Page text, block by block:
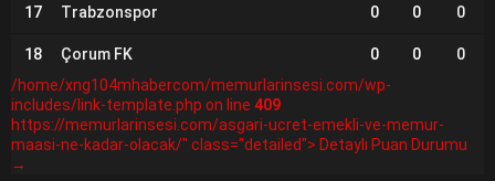
17 Trabzonspor 0 0 0
18 Çorum FK 0 0
0
/home/xng104mhabercom/memurlarinsesi.com/wp-
includes/link-template.php on line 409
https://memurlarinsesi.com/asgari-ucret-emekli-ve-memur-
maasi-ne-kadar-olacak/" class="detailed"> Detaylı Puan Durumu
→